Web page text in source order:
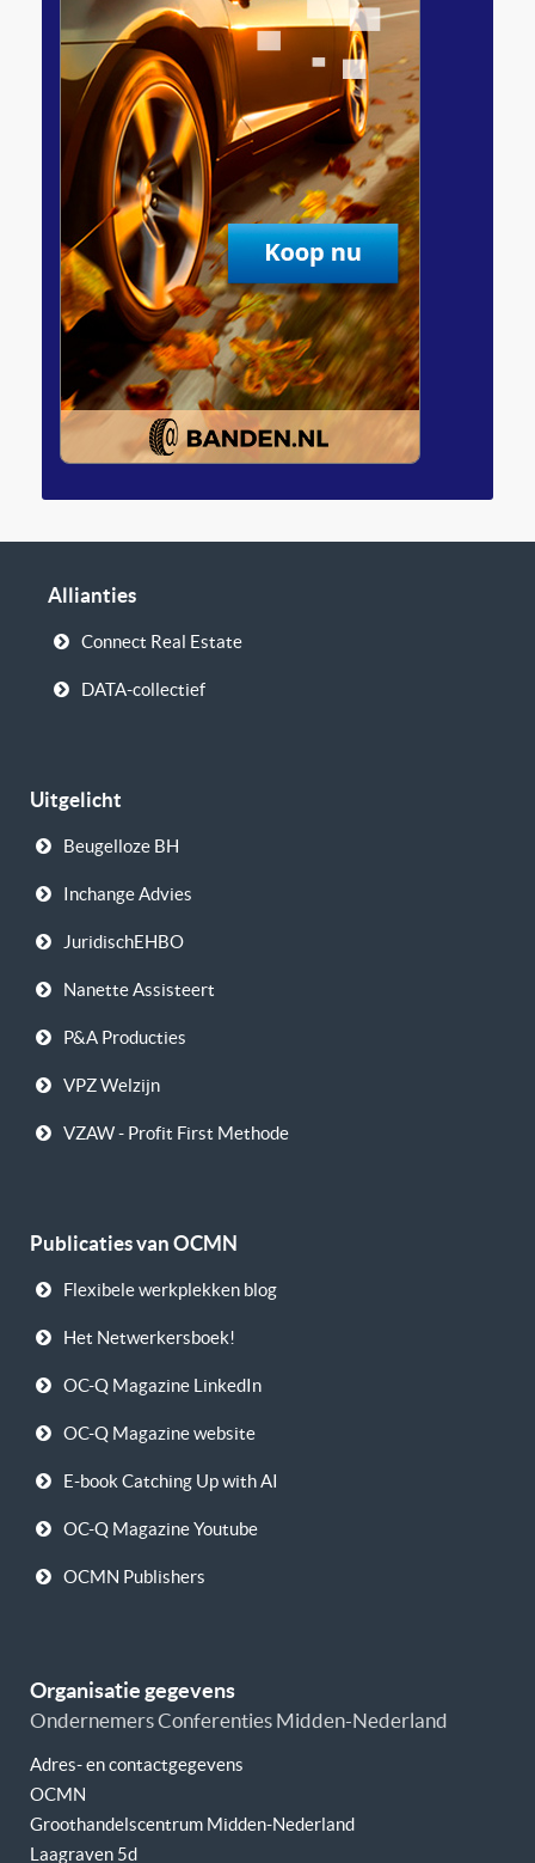
Allianties
Connect Real Estate
DATA-collectief
Uitgelicht
Beugelloze BH
Inchange Advies
JuridischEHBO
Nanette Assisteert
P&A Producties
VPZ Welzijn
VZAW - Profit First Methode
Publicaties van OCMN
Flexibele werkplekken blog
Het Netwerkersboek!
OC-Q Magazine LinkedIn
OC-Q Magazine website
E-book Catching Up with AI
OC-Q Magazine Youtube
OCMN Publishers
Organisatie gegevens
Ondernemers Conferenties Midden-Nederland
Adres- en contactgegevens
OCMN
Groothandelscentrum Midden-Nederland
Laagraven 5d